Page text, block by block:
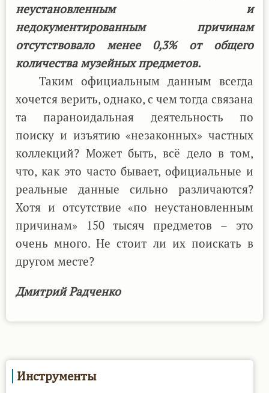
неустановленным и
недокументированным причинам
отсутствовало менее 0,3% от общего
количества музейных предметов.
Таким официальным данным всегда
хочется верить, однако, с чем тогда связана
та параноидальная деятельность по
поиску и изъятию «незаконных» частных
коллекций? Может быть, всё дело в том,
что, как это часто бывает, официальные и
реальные данные сильно различаются?
Хотя и отсутствие «по неустановленным
причинам» 150 тысяч предметов – это
очень много. Не стоит ли их поискать в
другом месте?
Дмитрий Радченко
Инструменты